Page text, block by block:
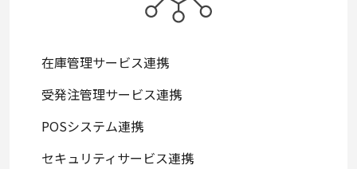
在庫管理サービス連携
受発注管理サービス連携
POSシステム連携
セキュリティサービス連携